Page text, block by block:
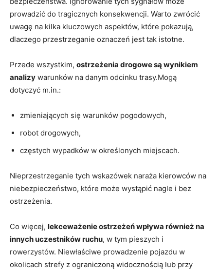
prowadzić do tragicznych konsekwencji. ⁢Warto‍ zwrócić
uwagę na⁣ kilka ⁤kluczowych aspektów, które pokazują,
⁢dlaczego przestrzeganie oznaczeń jest​ tak istotne.
Przede wszystkim, ostrzeżenia drogowe są wynikiem
analizy warunków na danym ​odcinku trasy.Mogą
dotyczyć m.in.:
zmieniających ⁣się ⁢warunków⁣ pogodowych,
robot drogowych,
częstych wypadków w⁢ określonych miejscach.
Nieprzestrzeganie tych wskazówek naraża kierowców na
niebezpieczeństwo, które może wystąpić nagle i bez‍
ostrzeżenia.
Co więcej, lekceważenie ⁣ostrzeżeń wpływa również ​na
⁣innych ‌uczestników ​ruchu, w tym pieszych ⁤i
rowerzystów.‍ Niewłaściwe prowadzenie pojazdu ⁤w
‌okolicach strefy z ograniczoną widocznością lub przy​